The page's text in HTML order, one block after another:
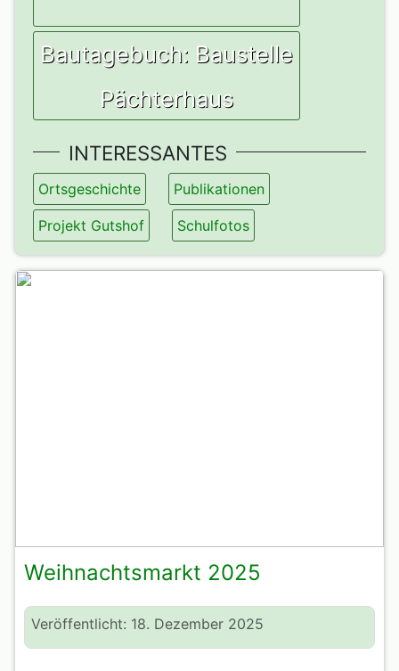
Bautagebuch: Baustelle
Pächterhaus
INTERESSANTES
Ortsgeschichte Publikationen
Projekt Gutshof Schulfotos
Weihnachtsmarkt 2025
Veröffentlicht: 18. Dezember 2025